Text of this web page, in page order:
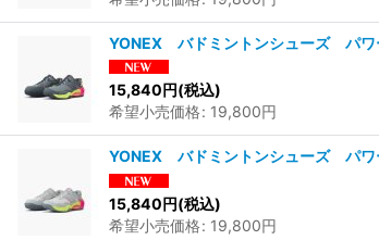
YONEX バドミントンシューズ パワ
15,840円(税込)
希望小売価格: 19,800円
YONEX バドミントンシューズ パワ
15,840円(税込)
希望小売価格: 19,800円